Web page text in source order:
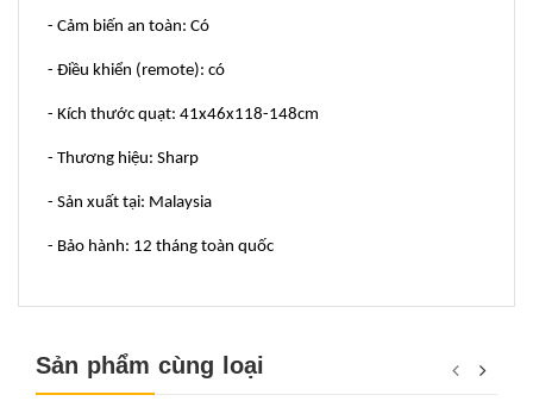
- Cảm biến an toàn: Có
- Điều khiển (remote): có
- Kích thước quạt: 41x46x118-148cm
- Thương hiệu: Sharp
- Sản xuất tại: Malaysia
- Bảo hành: 12 tháng toàn quốc
Sản phẩm cùng loại